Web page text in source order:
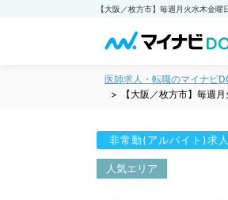
医師求人・転職のマイナビ
【大阪／枚方市】毎週
非常勤(アルバイト)求人
人気エリア